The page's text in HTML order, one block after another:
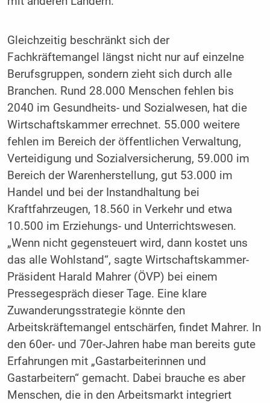
Gleichzeitig beschränkt sich der
Fachkräftemangel längst nicht nur auf einzelne
Berufsgruppen, sondern zieht sich durch alle
Branchen. Rund 28.000 Menschen fehlen bis
2040 im Gesundheits- und Sozialwesen, hat die
Wirtschaftskammer errechnet. 55.000 weitere
fehlen im Bereich der öffentlichen Verwaltung,
Verteidigung und Sozialversicherung, 59.000 im
Bereich der Warenherstellung, gut 53.000 im
Handel und bei der Instandhaltung bei
Kraftfahrzeugen, 18.560 in Verkehr und etwa
10.500 im Erziehungs- und Unterrichtswesen.
„Wenn nicht gegensteuert wird, dann kostet uns
das alle Wohlstand“, sagte Wirtschaftskammer-
Präsident Harald Mahrer (ÖVP) bei einem
Pressegespräch dieser Tage. Eine klare
Zuwanderungsstrategie könnte den
Arbeitskräftemangel entschärfen, findet Mahrer. In
den 60er- und 70er-Jahren habe man bereits gute
Erfahrungen mit „Gastarbeiterinnen und
Gastarbeitern“ gemacht. Dabei brauche es aber
Menschen, die in den Arbeitsmarkt integriert